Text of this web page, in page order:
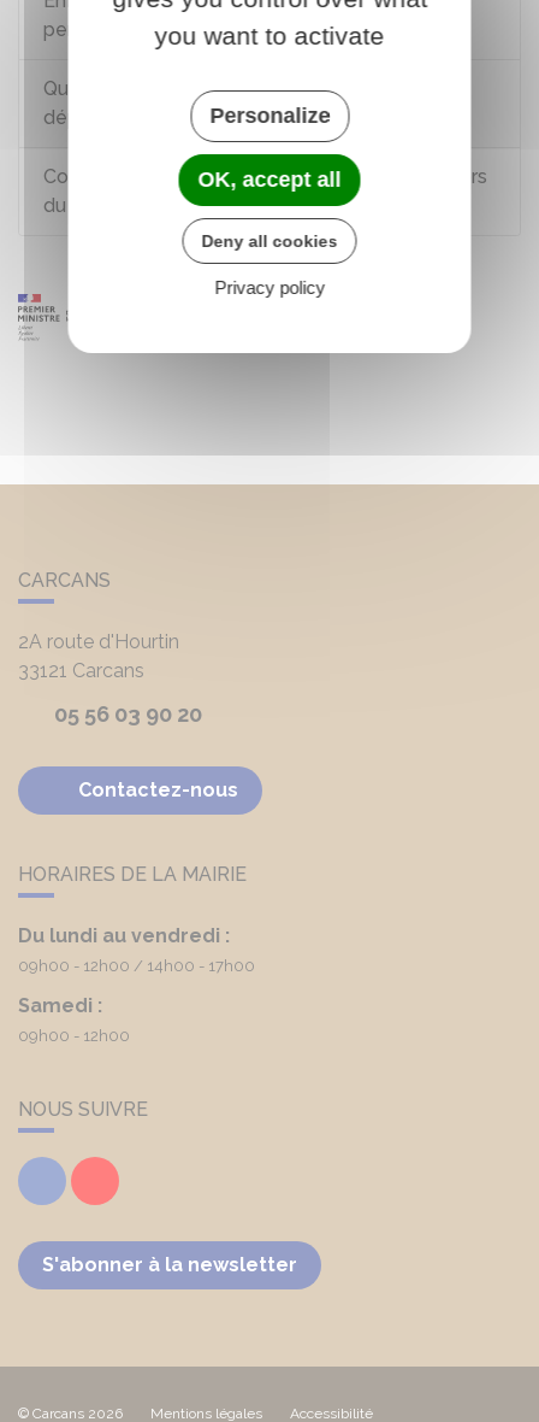
personnalisé de scolarisation (PPS) ?
Quelle prise en charge pour les frais de
déplacement ?
Comment bénéficier d'un accompagnement hors
du temps scolaire ?
CARCANS
2A route d'Hourtin
33121 Carcans
05 56 03 90 20
Contactez-nous
HORAIRES DE LA MAIRIE
Du lundi au vendredi :
09h00 - 12h00 14h00 - 17h00
Samedi :
09h00 - 12h00
NOUS SUIVRE
FacebookYoutube
S'abonner à la newsletter
© Carcans 2026 Mentions légales Accessibilité
you want to activate
Personalize
OK, accept all
Deny all cookies
Privacy policy